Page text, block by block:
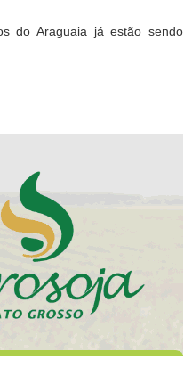
do Araguaia já estão sendo